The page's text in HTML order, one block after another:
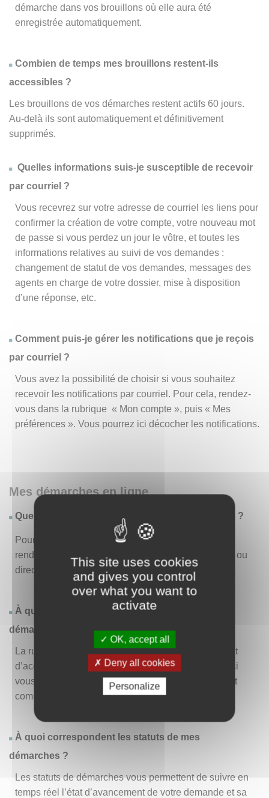
This site uses cookies
and gives you control
over what you want to
activate
OK, accept all
Deny all cookies
Personalize
démarche dans vos brouillons où elle aura été
enregistrée automatiquement.
Combien de temps mes brouillons restent-ils
accessibles ?
Les brouillons de vos démarches restent actifs 60 jours.
Au-delà ils sont automatiquement et définitivement
supprimés.
Quelles informations suis-je susceptible de recevoir
par courriel ?
Vous recevrez sur votre adresse de courriel les liens pour
confirmer la création de votre compte, votre nouveau mot
de passe si vous perdez un jour le vôtre, et toutes les
informations relatives au suivi de vos demandes :
changement de statut de vos demandes, messages des
agents en charge de votre dossier, mise à disposition
d’une réponse, etc.
Comment puis-je gérer les notifications que je reçois
par courriel ?
Vous avez la possibilité de choisir si vous souhaitez
recevoir les notifications par courriel. Pour cela, rendez-
vous dans la rubrique « Mon compte », puis « Mes
préférences ». Vous pourrez ici décocher les notifications.
Mes démarches en ligne
Quelles sont les démarches disponibles en ligne ?
Pour consulter la liste des démarches disponibles,
rendez-vous dans le menu « Liste des démarches » ou
directement en page d’accueil.
À quoi correspond la rubrique « Effectuer une
démarche » ?
La rubrique « Effectuer une démarche » vous permet
d’accéder à la liste des démarches disponibles. D’ici
vous pouvez choisir la démarche vous intéressant et
commencer à la remplir en un clic.
À quoi correspondent les statuts de mes
démarches ?
Les statuts de démarches vous permettent de suivre en
temps réel l’état d’avancement de votre demande et sa